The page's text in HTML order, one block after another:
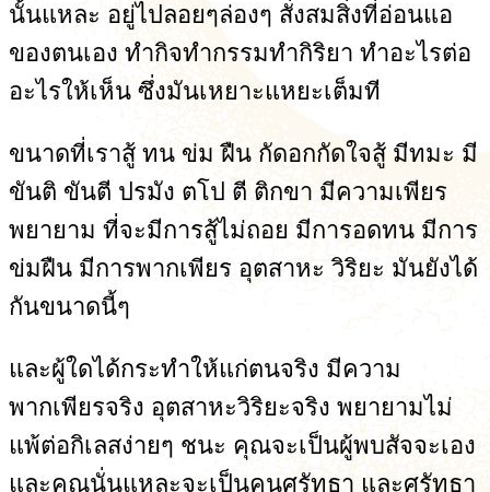
นั้นแหละ อยู่ไปลอยๆล่องๆ สั่งสมสิ่งที่อ่อนแอ
ของตนเอง ทำกิจทำกรรมทำกิริยา ทำอะไรต่อ
อะไรให้เห็น ซึ่งมันเหยาะแหยะเต็มที
ขนาดที่เราสู้ ทน ข่ม ฝืน กัดอกกัดใจสู้ มีทมะ มี
ขันติ ขันตี ปรมัง ตโป ตี ติกขา มีความเพียร
พยายาม ที่จะมีการสู้ไม่ถอย มีการอดทน มีการ
ข่มฝืน มีการพากเพียร อุตสาหะ วิริยะ มันยังได้
กันขนาดนี้ๆ
และผู้ใดได้กระทำให้แก่ตนจริง มีความ
พากเพียรจริง อุตสาหะวิริยะจริง พยายามไม่
แพ้ต่อกิเลสง่ายๆ ชนะ คุณจะเป็นผู้พบสัจจะเอง
และคุณนั่นแหละจะเป็นคนศรัทธา และศรัทธา